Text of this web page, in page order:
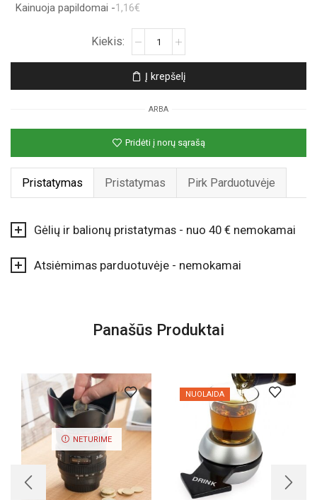
Kainuoja papildomai -1,16€
Atvirukas
„I
you“
Į krepšelį
ARBA
Pridėti į norų sąrašą
Pristatymas Pristatymas Pirk Parduotuvėje
Gėlių ir balionų pristatymas - nuo 40 € nemokamai
Atsiėmimas parduotuvėje - nemokamai
Panašūs Produktai
NETURIME
NUOLAIDA